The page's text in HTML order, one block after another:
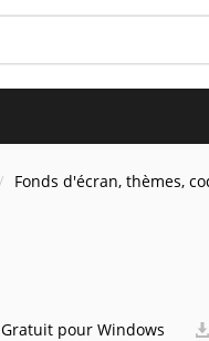
Fonds d'écran, thèmes,
Gratuit pour Windows